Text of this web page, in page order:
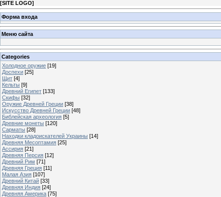
[SITE LOGO]
Форма входа
Меню сайта
Categories
Холодное оружие [19]
Доспехи [25]
Щит [4]
Кельты [9]
Древний Египет [133]
Скифы [32]
Оружие Древней Греции [38]
Искусство Древней Греции [48]
Библейская археология [5]
Древние монеты [120]
Сарматы [28]
Находки кладоискателей Украины [14]
Древняя Месоптамия [25]
Ассирия [21]
Древняя Персия [12]
Древний Рим [71]
Древняя Греция [11]
Малая Азия [107]
Древний Китай [33]
Древняя Индия [24]
Древняя Америка [75]